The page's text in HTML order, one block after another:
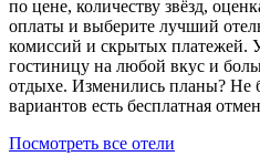
по цене, количеству звёзд,
оплаты и выберите лучший
комиссий и скрытых платежей.
гостиницу на любой вкус и
отдыхе. Изменились планы? Не
вариантов есть бесплатная
Посмотреть все отели